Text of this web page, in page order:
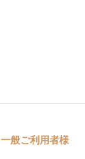
一般ご利用者様